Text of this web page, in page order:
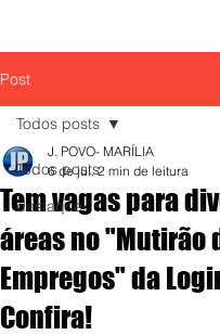
Post
Todos posts
destaque,
Todos posts
Tem vagas para
áreas no "Mutirão
Empregos" da
Confira!
J. POVO- MARÍLIA
6 de jul. 2 min de leitura